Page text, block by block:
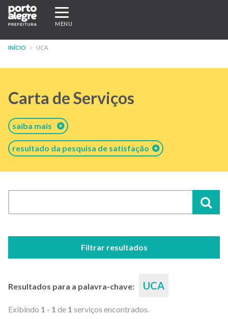
Pular
para
conteúdo
Expandir/recolher
navegação
MENU
INÍCIO UCA
Carta de Serviços
saiba mais
resultado da pesquisa de satisfação
Filtrar resultados
Resultados para a palavra-chave: UCA
Exibindo 1 - 1 de 1 serviços encontrados.